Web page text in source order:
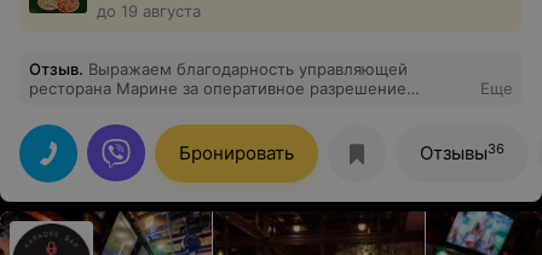
до 19 августа
Отзыв. Выражаем благодарность управляющей
ресторана Марине за оперативное разрешение
обоняние (она заслуживает материального
вознаграждения)! Спасибо официанту Александру -
очень приятно, когда тебя обслуживают с душой!
Спасибо повару за изумительные салаты, вкусное
мясо, а ананас просто нечто!!! Спасибо владельцу
заведения за предоставленную возможность собраться
в Вашем ресторане и за Вашу команду!!!
Еще
Бронировать Отзывы36